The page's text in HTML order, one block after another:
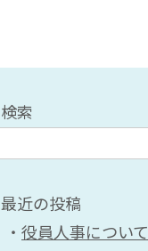
検索
最近の投稿
役員人事について